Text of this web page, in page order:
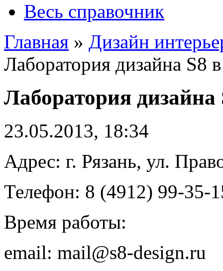
Весь справочник
Главная » Дизайн
Лаборатория дизайна S8
Лаборатория дизайна
23.05.2013, 18:34
Адрес: г. Рязань, ул.
Телефон: 8 (4912) 99-35-
Время работы:
email: mail@s8-design.ru